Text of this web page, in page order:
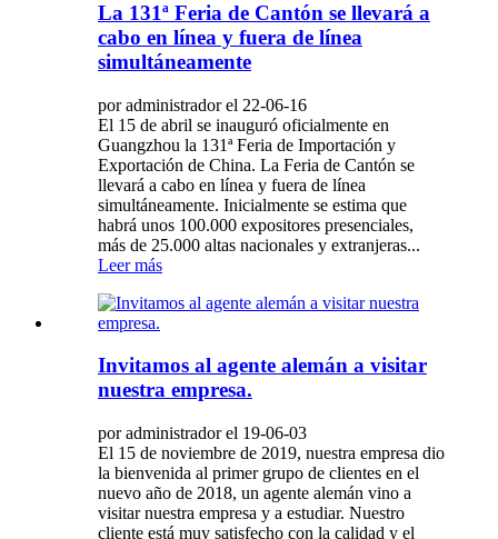
La 131ª Feria de Cantón se llevará a
cabo en línea y fuera de línea
simultáneamente
por administrador el 22-06-16
El 15 de abril se inauguró oficialmente en
Guangzhou la 131ª Feria de Importación y
Exportación de China. La Feria de Cantón se
llevará a cabo en línea y fuera de línea
simultáneamente. Inicialmente se estima que
habrá unos 100.000 expositores presenciales,
más de 25.000 altas nacionales y extranjeras...
Leer más
Invitamos al agente alemán a visitar
nuestra empresa.
por administrador el 19-06-03
El 15 de noviembre de 2019, nuestra empresa dio
la bienvenida al primer grupo de clientes en el
nuevo año de 2018, un agente alemán vino a
visitar nuestra empresa y a estudiar. Nuestro
cliente está muy satisfecho con la calidad y el